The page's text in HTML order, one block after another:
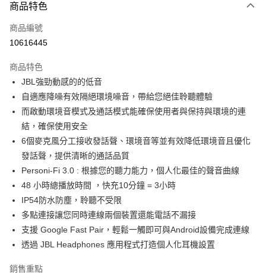
宅配
每筆NT$130，滿NT$399(含以上)免運費
商品特色
商品編號
10616445
商品特色
JBL強勁動感的的低音
自適應降噪有效隔絕環境噪音，帶給您絕佳聆聽體驗
而啟動環境音模式及通話模式能確保使用者與保持與環境的連
結，確保使用安全
6個麥克風分工接收發話聲、環境音等並有效降低環境音且優化
發話聲，提供清晰的通話品質
Personi-Fi 3.0 : 根據您的聽力能力，個人化最佳的聲音曲線
48 小時總播放時間 ，快充10分鐘 = 3小時
IP54防水防塵，聆聽不受限
多點連接讓您同時連線兩個裝置還能電話不漏接
支援 Google Fast Pair，輕鬆一觸即可與Android設備完成連線
透過 JBL Headphones 應用程式打造個人化耳機設置
銷售重點